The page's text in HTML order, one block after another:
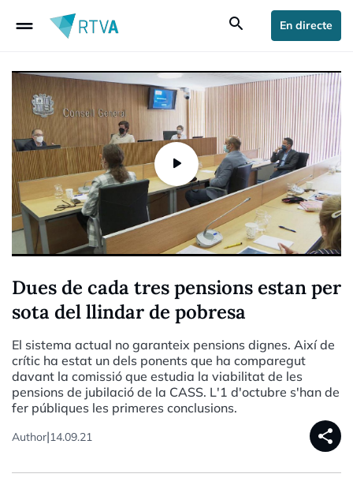
drag_handle search En directe
Dues de cada tres pensions estan per
sota del llindar de pobresa
El sistema actual no garanteix pensions dignes. Així de
crític ha estat un dels ponents que ha comparegut
davant la comissió que estudia la viabilitat de les
pensions de jubilació de la CASS. L'1 d'octubre s'han de
fer públiques les primeres conclusions.
Author|14.09.21 share